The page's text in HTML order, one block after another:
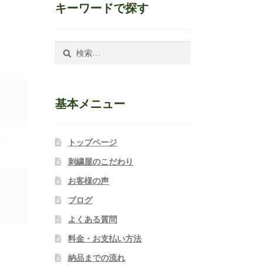
キーワードで探す
基本メニュー
トップページ
刺繍屋のこだわり
お客様の声
ブログ
よくある質問
料金・お支払い方法
納品までの流れ